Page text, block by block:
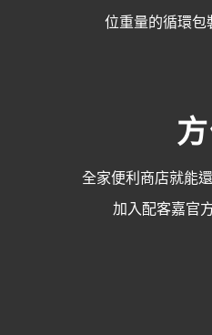
位重量的循環包
全家便利商店就能
加入配客嘉官